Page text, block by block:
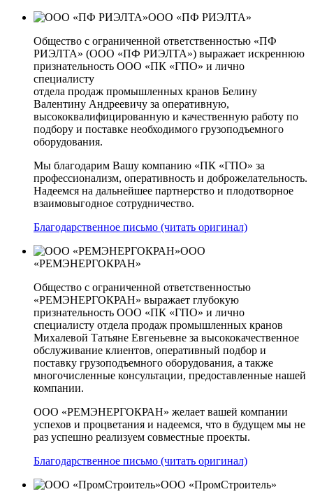
ООО «ПФ РИЭЛТА»
Общество с ограниченной ответственностью «ПФ
РИЭЛТА» (ООО «ПФ РИЭЛТА») выражает искреннюю
признательность ООО «ПК «ГПО» и лично
специалисту
отдела продаж промышленных кранов Белину
Валентину Андреевичу за оперативную,
высококвалифицированную и качественную работу по
подбору и поставке необходимого грузоподъемного
оборудования.
Мы благодарим Вашу компанию «ПК «ГПО» за
профессионализм, оперативность и доброжелательность.
Надеемся на дальнейшее партнерство и плодотворное
взаимовыгодное сотрудничество.
Благодарственное письмо (читать оригинал)
ООО
«РЕМЭНЕРГОКРАН»
Общество с ограниченной ответственностью
«РЕМЭНЕРГОКРАН» выражает глубокую
признательность ООО «ПК «ГПО» и лично
специалисту отдела продаж промышленных кранов
Михалевой Татьяне Евгеньевне за высококачественное
обслуживание клиентов, оперативный подбор и
поставку грузоподъемного оборудования, а также
многочисленные консультации, предоставленные нашей
компании.
ООО «РЕМЭНЕРГОКРАН» желает вашей компании
успехов и процветания и надеемся, что в будущем мы не
раз успешно реализуем совместные проекты.
Благодарственное письмо (читать оригинал)
ООО «ПромСтроитель»